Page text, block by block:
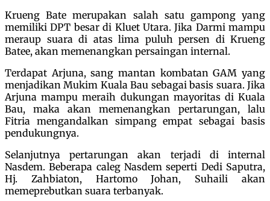
Krueng Bate merupakan salah satu gampong yang
memiliki DPT besar di Kluet Utara. Jika Darmi mampu
meraup suara di atas lima puluh persen di Krueng
Batee, akan memenangkan persaingan internal.
Terdapat Arjuna, sang mantan kombatan GAM yang
menjadikan Mukim Kuala Bau sebagai basis suara. Jika
Arjuna mampu meraih dukungan mayoritas di Kuala
Bau, maka akan memenangkan pertarungan, lalu
Fitria mengandalkan simpang empat sebagai basis
pendukungnya.
Selanjutnya pertarungan akan terjadi di internal
Nasdem. Beberapa caleg Nasdem seperti Dedi Saputra,
Hj. Zahbiaton, Hartomo Johan, Suhaili akan
memeprebutkan suara terbanyak.